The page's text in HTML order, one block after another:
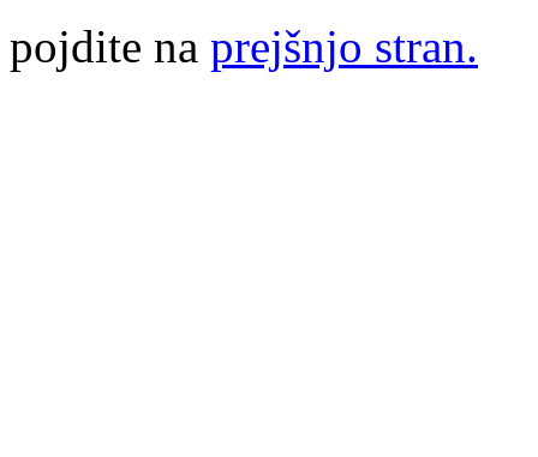
pojdite na prejšnjo stran.